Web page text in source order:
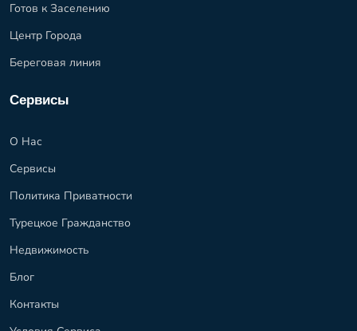
Готов к Заселению
Центр Города
Береговая линия
Сервисы
О Нас
Сервисы
Политика Приватности
Турецкое Гражданство
Недвижимость
Блог
Контакты